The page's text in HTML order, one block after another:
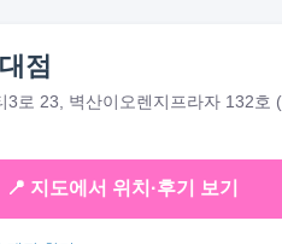
점
3로 23, 벽산이오렌지프라자 132호
📍 지도에서 위치·후기 보기